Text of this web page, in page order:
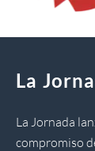
La
La Jornada
compromiso